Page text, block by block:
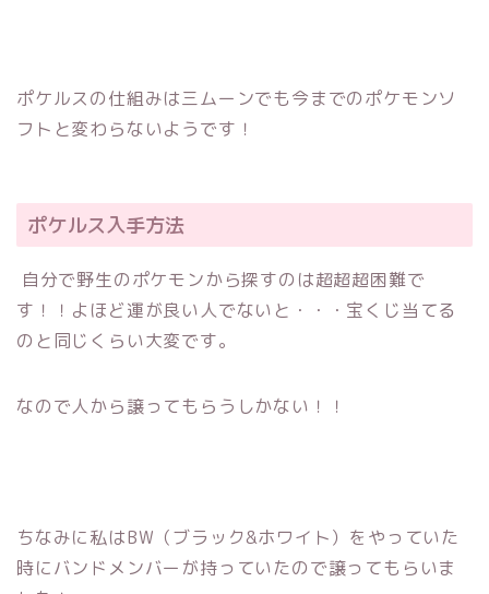
ポケルスの仕組みは三ムーンでも今までのポケモンソ
フトと変わらないようです！
ポケルス入手方法
自分で野生のポケモンから探すのは超超超困難で
す！！よほど運が良い人でないと・・・宝くじ当てる
のと同じくらい大変です。
なので人から譲ってもらうしかない！！
ちなみに私はBW（ブラック&ホワイト）をやっていた
時にバンドメンバーが持っていたので譲ってもらいま